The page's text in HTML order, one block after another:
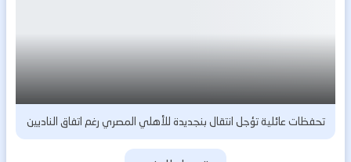
تحفظات عائلية تؤجل انتقال بنجديدة للأهلي المصري رغم اتفاق الناديين